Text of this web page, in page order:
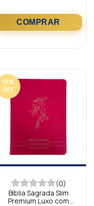
10%
OFF
(0)
Bíblia Sagrada Slim
Premium Luxo com